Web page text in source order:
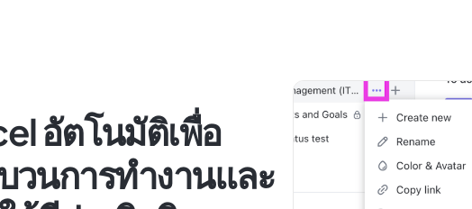
อัตโนมัติเพื่อ
วนการทำงานและ